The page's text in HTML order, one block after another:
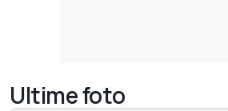
Ultime foto